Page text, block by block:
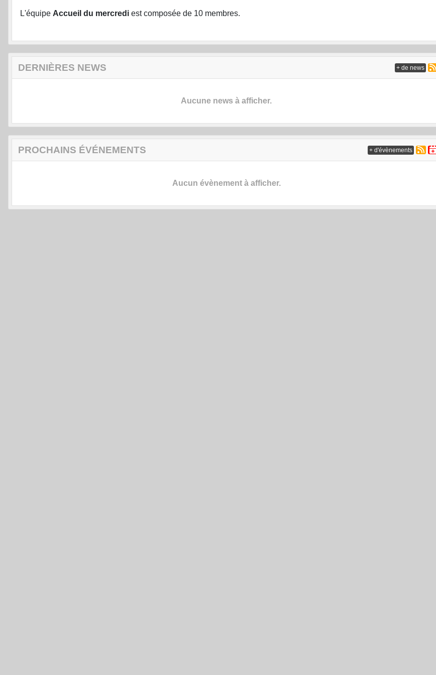
L'équipe Accueil du mercredi est composée de 10 membres.
DERNIÈRES NEWS
Aucune news à afficher.
+ de news
PROCHAINS ÉVÉNEMENTS
Aucun évènement à afficher.
+ d'évènements